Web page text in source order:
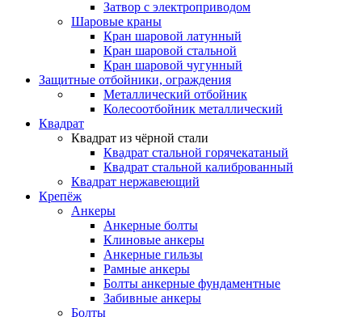
Затвор с электроприводом
Шаровые краны
Кран шаровой латунный
Кран шаровой стальной
Кран шаровой чугунный
Защитные отбойники, ограждения
Металлический отбойник
Колесоотбойник металлический
Квадрат
Квадрат из чёрной стали
Квадрат стальной горячекатаный
Квадрат стальной калиброванный
Квадрат нержавеющий
Крепёж
Анкеры
Анкерные болты
Клиновые анкеры
Анкерные гильзы
Рамные анкеры
Болты анкерные фундаментные
Забивные анкеры
Болты